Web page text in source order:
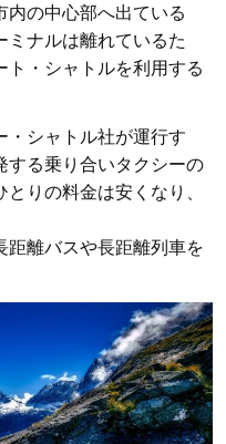
内の中心部へ出ている
ミナルは離れているた
・シャトルを利用する
・シャトル社が運行す
する乗り合いタクシーの
りの料金は安くなり、
距離バスや長距離列車を